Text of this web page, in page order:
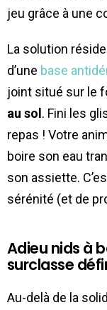
jeu grâce à une
La solution
d’une base
joint situé sur le
au sol. Fini les
repas ! Votre
boire son eau
son assiette.
sérénité (et de
Adieu nids à
surclasse
Au-delà de la